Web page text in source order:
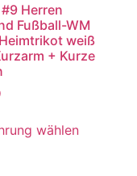
Herren
Fußball-WM
weiß
+ Kurze
wählen